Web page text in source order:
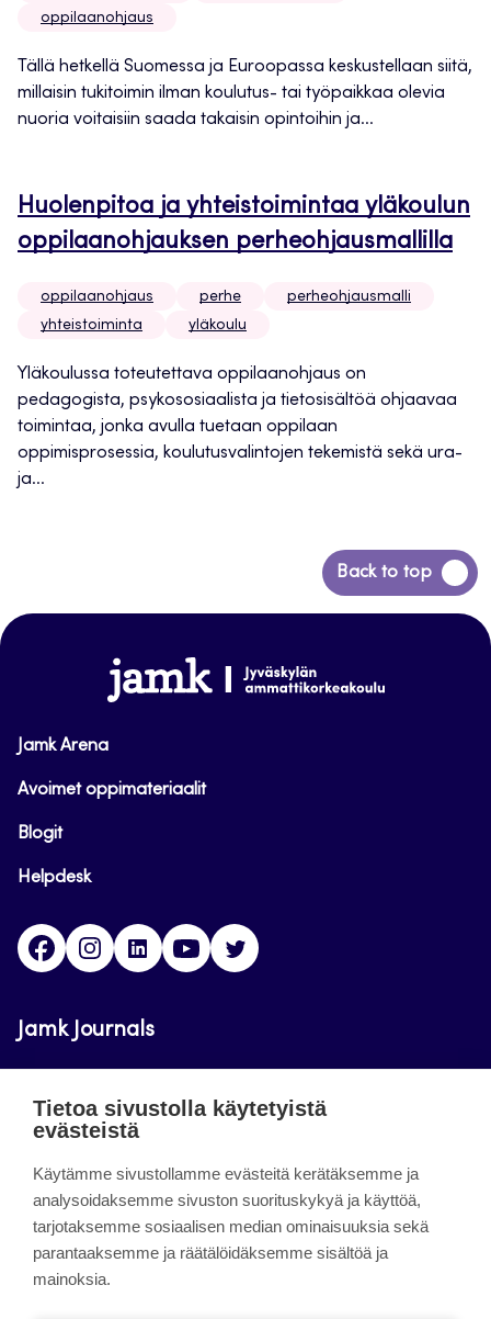
oppilaanohjaus
Tällä hetkellä Suomessa ja Euroopassa keskustellaan siitä,
millaisin tukitoimin ilman koulutus- tai työpaikkaa olevia
nuoria voitaisiin saada takaisin opintoihin ja...
Huolenpitoa ja yhteistoimintaa yläkoulun
oppilaanohjauksen perheohjausmallilla
oppilaanohjaus perhe
perheohjausmalli
yhteistoiminta
yläkoulu
Yläkoulussa toteutettava oppilaanohjaus on
pedagogista, psykososiaalista ja tietosisältöä ohjaavaa
toimintaa, jonka avulla tuetaan oppilaan
oppimisprosessia, koulutusvalintojen tekemistä sekä ura-
ja...
Back to top
Siirry
takaisin
www.jamk.fi
Jamk Arena
Avoimet oppimateriaalit
Blogit
Helpdesk
FacebookInstagram
LinkedInYoutube
Jamk Journals
luettavissa. Verkkolehtien tarkoituksena on tukea
innovaatiotoimintaa.
About the site
Jamkin verkkolehdet
Tietoa sivustolla käytetyistä
evästeistä
Käytämme sivustollamme evästeitä kerätäksemme ja
analysoidaksemme sivuston suorituskykyä ja käyttöä,
tarjotaksemme sosiaalisen median ominaisuuksia sekä
parantaaksemme ja räätälöidäksemme sisältöä ja
mainoksia.